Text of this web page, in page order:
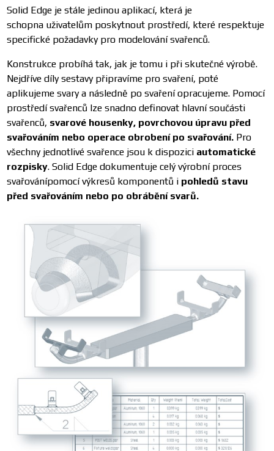
Solid Edge je stále jedinou aplikací, která je
schopna uživatelům poskytnout prostředí, které respektuje
specifické požadavky pro modelování svařenců.
Konstrukce probíhá tak, jak je tomu i při skutečné výrobě.
Nejdříve díly sestavy připravíme pro svaření, poté
aplikujeme svary a následně po svaření opracujeme. Pomocí
prostředí svařenců lze snadno definovat hlavní součásti
svařenců, svarové housenky, povrchovou úpravu před
svařováním nebo operace obrobení po svařování. Pro
všechny jednotlivé svařence jsou k dispozici automatické
rozpisky. Solid Edge dokumentuje celý výrobní proces
svařovánípomocí výkresů komponentů i pohledů stavu
před svařováním nebo po obrábění svarů.